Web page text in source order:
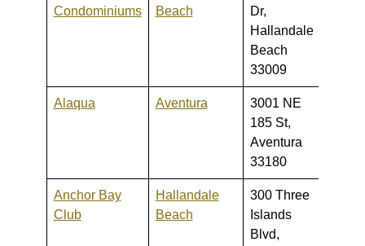
Condominiums
Beach
Dr,
Hallandale
Beach
33009
Alaqua Aventura
3001 NE
185 St,
Aventura
33180
Anchor Bay
Club
Hallandale
Beach
300 Three
Islands
Blvd,